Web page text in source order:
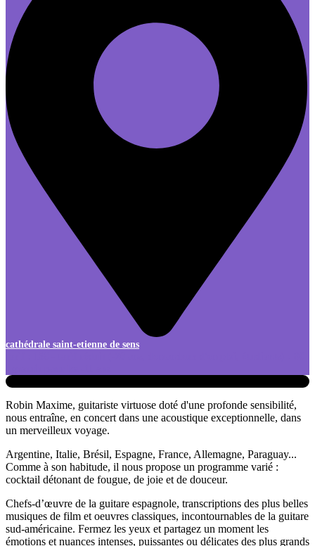
cathédrale saint-etienne de sens
Robin Maxime, guitariste virtuose doté d'une profonde sensibilité,
nous entraîne, en concert dans une acoustique exceptionnelle, dans
un merveilleux voyage.
Argentine, Italie, Brésil, Espagne, France, Allemagne, Paraguay...
Comme à son habitude, il nous propose un programme varié :
cocktail détonant de fougue, de joie et de douceur.
Chefs-d’œuvre de la guitare espagnole, transcriptions des plus belles
musiques de film et oeuvres classiques, incontournables de la guitare
sud-américaine. Fermez les yeux et partagez un moment les
émotions et nuances intenses, puissantes ou délicates des plus grands